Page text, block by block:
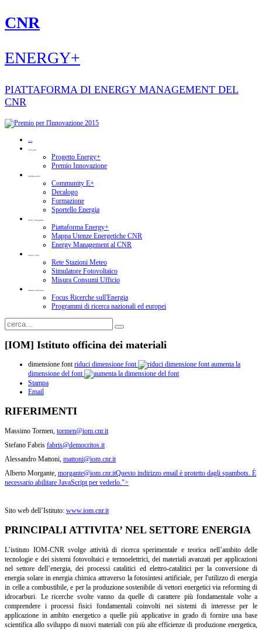
CNR
ENERGY+
PIATTAFORMA DI ENERGY MANAGEMENT DEL
CNR
Home
Il Progetto
Progetto Energy+
Premio Innovazione
Area Dipendenti
Community E+
Decalogo
Formazione
Sportello Energia
Energy Management
Piattaforma Energy+
Mappa Utenze Energetiche CNR
Energy Management al CNR
Energy Audit
Rete Stazioni Meteo
Simulatore Fotovoltaico
Misura Consumi Ufficio
Ricerche sull'Energia
Focus Ricerche sull'Energia
Programmi di ricerca nazionali ed europei
[IOM] Istituto officina dei materiali
dimensione font riduci dimensione font
aumenta la
dimensione del font
Stampa
Email
RIFERIMENTI
Massimo Tormen, tormen@iom.cnr.it
Stefano Fabris fabris@democritos.it
Alessandro Mattoni, mattoni@iom.cnr.it
Alberto Morgante, morgante@iom.cnr.itQuesto indirizzo email è protetto dagli spambots. È
necessario abilitare JavaScript per vederlo.">
Sito web dell’Istituto: www.iom.cnr.it
PRINCIPALI ATTIVITA’ NEL SETTORE ENERGIA
L’istituto IOM-CNR svolge attività di ricerca sperimentale e teorica nell’ambito delle
tecnologie e dei sistemi fotovoltaici e termoelettrici, dei materiali avanzati per applicazioni
nel settore dell’energia, dei processi catalitici ed elettro-catalitici per la conversione di
energia solare in energia chimica attraverso la fotosintesi artificiale, per l'utilizzo di energia
in celle a combustibile, e per la produzione sostenibile di vettori energetici via reforming di
idrocarburi. Le ricerche svolte vanno da quelle di carattere più fondamentale volte a
comprendere i processi fisici fondamentali coinvolti nei sistemi di interesse per le
applicazione in ambito energetico a quelle più applicative in grado di fornire una base
scientifica allo sviluppo di nuovi materiali con più alte efficienze di produzione energetica,